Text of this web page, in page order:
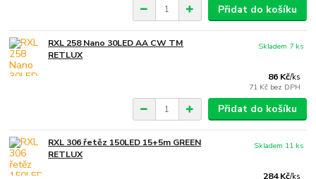
Přidat do košíku
RXL 258 Nano 30LED AA CW TM
RETLUX
86 Kč/ks
71 Kč bez DPH
Skladem 7 ks
Přidat do košíku
RXL 306 řetěz 150LED 15+5m GREEN
RETLUX
284 Kč/ks
Skladem 11 ks